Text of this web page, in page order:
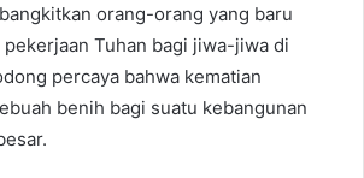
orang-orang yang baru
Tuhan bagi jiwa-jiwa di
percaya bahwa kematian
benih bagi suatu kebangunan